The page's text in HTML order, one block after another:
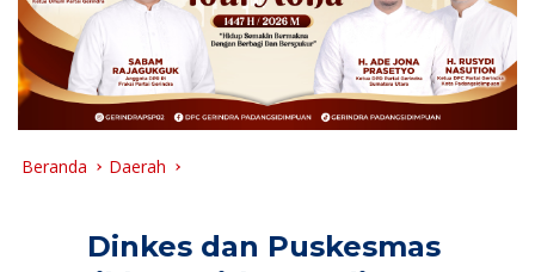
Beranda Daerah
Dinkes dan Puskesmas